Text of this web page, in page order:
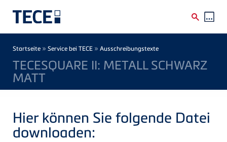
Breadcrumb
Startseite » Service bei TECE » Ausschreibungstexte
TECESQUARE II: METALL SCHWARZ
MATT
Hier können Sie folgende Datei
downloaden: